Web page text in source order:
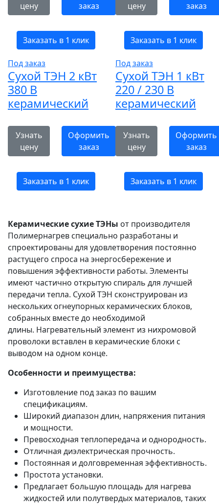
цену
заказ
Заказать в 1 клик
цену
заказ
Заказать в 1 клик
Под заказ
Сухой ТЭН 2 кВт
380 В
керамический
Узнать
цену
Оформить
заказ
Заказать в 1 клик
Под заказ
Сухой ТЭН 1 кВт
220 / 230 В
керамический
Узнать
цену
Оформить
заказ
Заказать в 1 клик
Керамические сухие ТЭНы от производителя
Полимернагрев специально разработаны и
спроектированы для удовлетворения постоянно
растущего спроса на энергосбережение и
повышения эффективности работы. Элементы
имеют частично открытую спираль для лучшей
передачи тепла. Сухой ТЭН сконструирован из
нескольких огнеупорных керамических блоков,
собранных вместе до необходимой
длины. Нагревательный элемент из нихромовой
проволоки вставлен в керамические блоки с
выводом на одном конце.
Особенности и преимущества:
Изготовление под заказ по вашим
спецификациям.
Широкий диапазон длин, напряжения питания
и мощности.
Превосходная теплопередача и однородность.
Отличная диэлектрическая прочность.
Постоянная и долговременная эффективность.
Простота установки.
Предлагает большую площадь для нагрева
жидкостей или полутвердых материалов, таких